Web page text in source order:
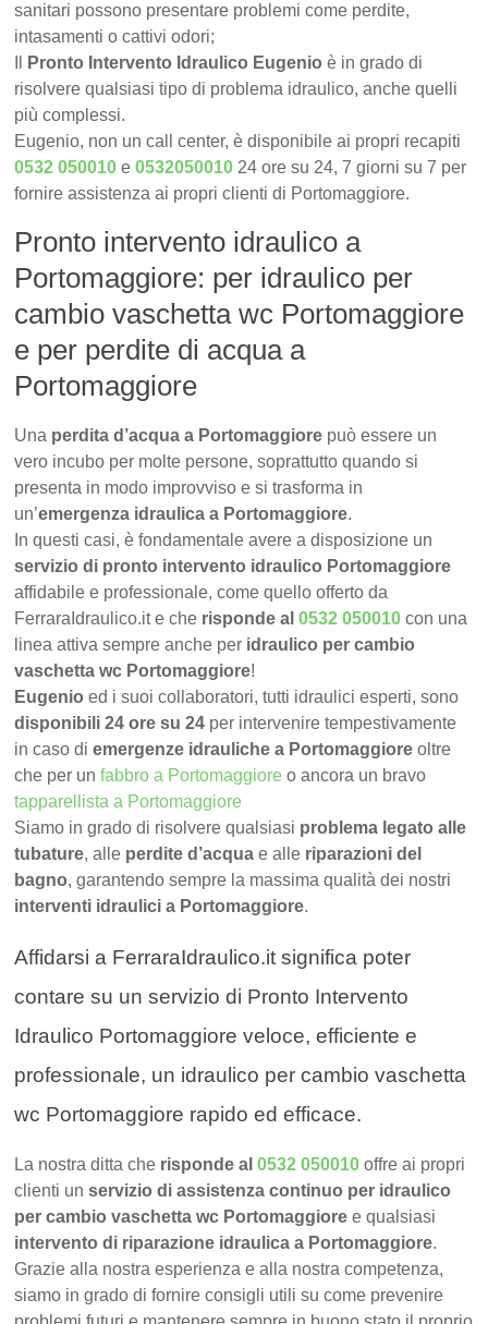
sanitari possono presentare problemi come perdite,
intasamenti o cattivi odori;
Pronto Intervento Idraulico Eugenio è in grado di
risolvere qualsiasi tipo di problema idraulico, anche quelli
più complessi.
Eugenio, non un call center, è disponibile ai propri recapiti
0532 050010 e0532050010 24 ore su 24, 7 giorni su 7 per
fornire assistenza ai propri clienti di Portomaggiore.
Pronto intervento idraulico a
Portomaggiore: per idraulico per
cambio vaschetta wc Portomaggiore
e per perdite di acqua a
Portomaggiore
Una perdita d’acqua a Portomaggiore può essere un
vero incubo per molte persone, soprattutto quando si
presenta in modo improvviso e si trasforma in
un’emergenza idraulica a Portomaggiore.
In questi casi, è fondamentale avere a disposizione un
servizio di pronto intervento idraulico Portomaggiore
affidabile e professionale, come quello offerto da
FerraraIdraulico.it e che risponde al0532 050010 con una
linea attiva sempre anche per idraulico per cambio
vaschetta wc Portomaggiore!
Eugenio ed i suoi collaboratori, tutti idraulici esperti, sono
disponibili 24 ore su 24 per intervenire tempestivamente
in caso diemergenze idrauliche a Portomaggioreoltre
che per unfabbro a Portomaggiore o ancora un bravo
tapparellista a Portomaggiore
Siamo in grado di risolvere qualsiasi problema legato alle
tubature, alle perdite d’acqua e alle riparazioni del
bagno, garantendo sempre la massima qualità dei nostri
interventi idraulici a Portomaggiore.
Affidarsi a FerraraIdraulico.it significa poter
contare su un servizio di Pronto Intervento
Idraulico Portomaggiore veloce, efficiente e
professionale, un idraulico per cambio vaschetta
wc Portomaggiore rapido ed efficace.
La nostra ditta che risponde al0532 050010 offre ai propri
clienti unservizio di assistenza continuo per idraulico
per cambio vaschetta wc Portomaggiore e qualsiasi
intervento di riparazione idraulica a Portomaggiore.
Grazie alla nostra esperienza e alla nostra competenza,
siamo in grado di fornire consigli utili su come prevenire